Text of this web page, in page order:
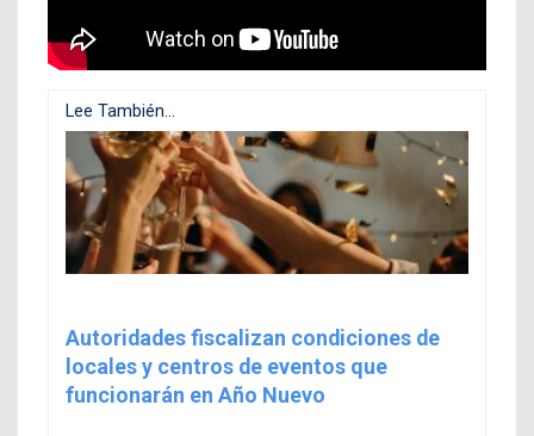
Lee También...
Autoridades fiscalizan condiciones de
locales y centros de eventos que
funcionarán en Año Nuevo